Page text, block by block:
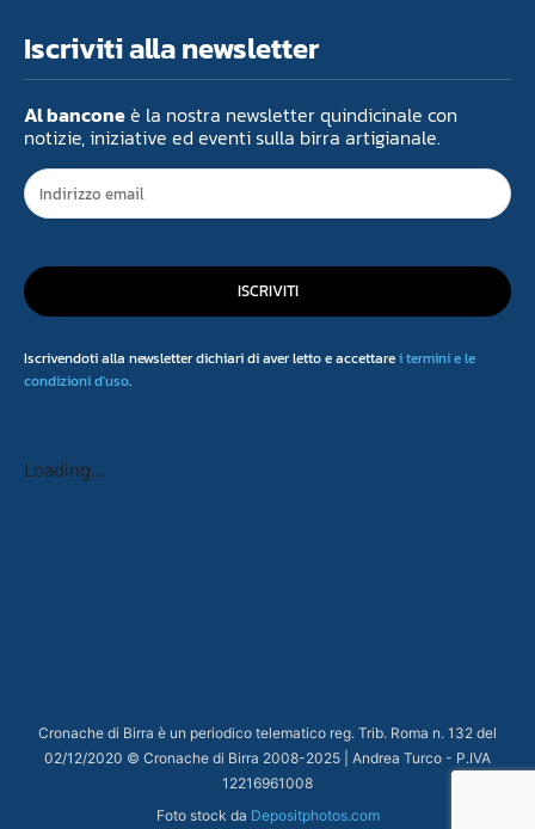
Iscriviti alla newsletter
Al banconeè la nostra newsletter quindicinale con
notizie, iniziative ed eventi sulla birra artigianale.
ISCRIVITI
Iscrivendoti alla newsletter dichiari di aver letto e accettarei termini e le
condizioni d'uso.
Loading...
Cronache di Birra è un periodico telematico reg. Trib. Roma n. 132 del
02/12/2020 © Cronache di Birra 2008-2025 | Andrea Turco - P.IVA
12216961008
Foto stock da Depositphotos.com